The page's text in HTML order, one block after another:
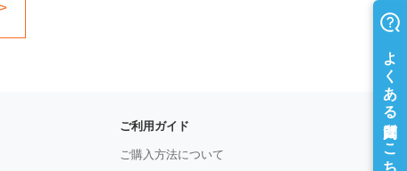
ご利用ガイド
ご購入方法について